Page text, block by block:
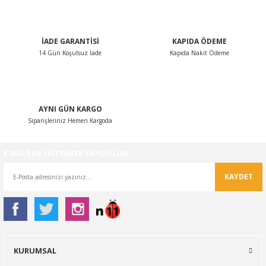
İADE GARANTİSİ
14 Gün Koşulsuz İade
KAPIDA ÖDEME
Kapıda Nakit Ödeme
AYNI GÜN KARGO
Siparişleriniz Hemen Kargoda
KAYDET
KURUMSAL